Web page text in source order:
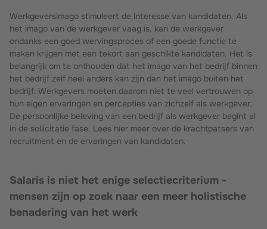
Werkgeversimago stimuleert de interesse van kandidaten. Als
het imago van de werkgever vaag is, kan de werkgever
ondanks een goed wervingsproces of een goede functie te
maken krijgen met een tekort aan geschikte kandidaten. Het is
belangrijk om te onthouden dat het imago van het bedrijf binnen
het bedrijf zelf heel anders kan zijn dan het imago buiten het
bedrijf. Werkgevers moeten daarom niet te veel vertrouwen op
hun eigen ervaringen en percepties van zichzelf als werkgever.
De persoonlijke beleving van een bedrijf als werkgever begint al
in de sollicitatie fase. Lees hier meer over de krachtpatsers van
recruitment en de ervaringen van kandidaten.
Salaris is niet het enige selectiecriterium -
mensen zijn op zoek naar een meer holistische
benadering van het werk